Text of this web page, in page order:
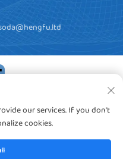
Plastic Products Co.,
de privacidade
our services. If you don't
cookies.